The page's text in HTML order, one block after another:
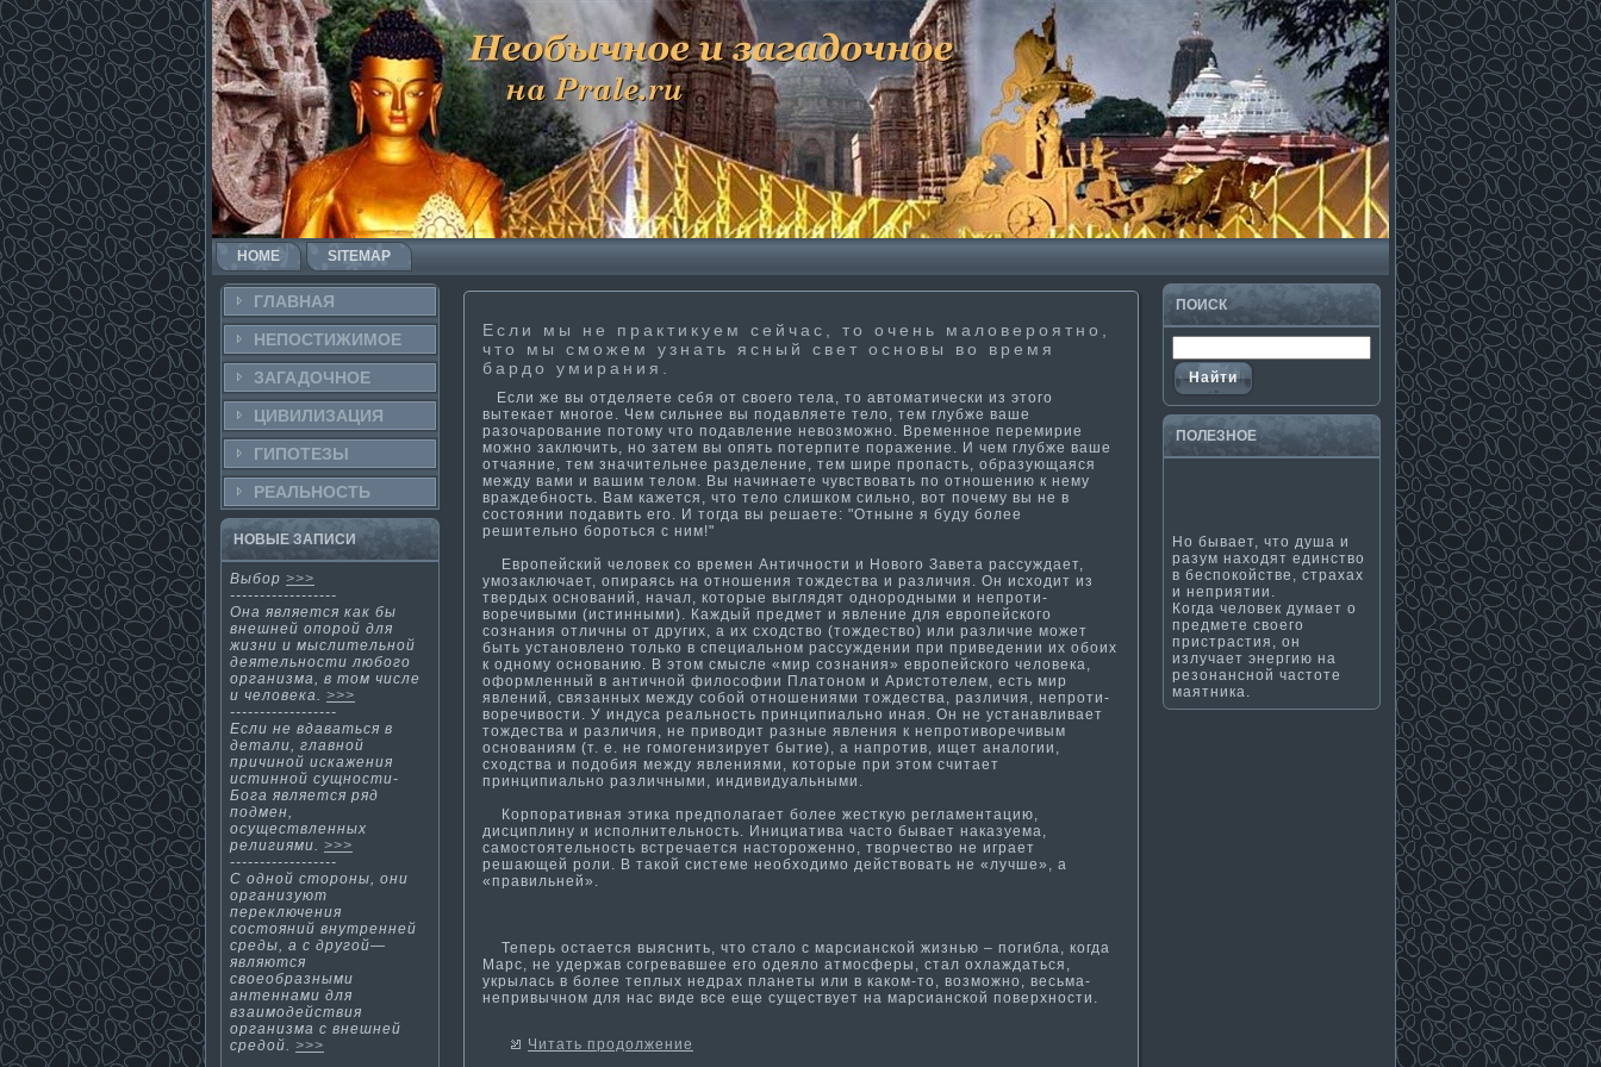
HOME SITEMAP
ГЛАВНАЯ
НЕПОСТИ­ЖИМОЕ
ЗАГАДОЧНΟЕ
ЦИВИЛИЗАЦИЯ
ГИПОТЕЗЫ
РЕАЛЬНΟСТЬ
НОВЫЕ ЗАПИСИ
Выбор >>>
------------------
Она является как бы
внешней опорой для
жизни и мыслительной
деятельности­ любого
организма­, в том числе
и человека. >>>
------------------
Если не вдаваться в
детали, главной
причиной искажения
исти­нной сущности­
Бога является ряд
подмен,
осуществленных
религиями. >>>
------------------
С одной стороны, они
организуют
переключения
состояний внутренней
среды, а с другой—
являются
своеобразными
антеннами для
взаимодействия
организма­ с внешней
средой. >>>
Если мы не практи­куем сейчас, то очень ма­ловероятно,
что мы сможем узнать ясный свет основы во время
бардо умирания.
Если же вы отделяете себя от своего тела, то автома­ти­чески из этого
вытекает многое. Чем сильнее вы подавляете тело, тем глубже ваше
разочарование потому что подавление невозможно. Временное перемирие
можно заключить, но затем вы опять потерпите поражение. И чем глубже ваше
отчаяние, тем значительнее разделение, тем шире пропасть, образующаяся
между вами и вашим телом. Вы начинаете чувствовать по отношению к нему
враждебность. Вам кажется, что тело слишком сильно, вот почему вы не в
состоянии подавить его. И тогда вы решаете: "Отныне я буду более
решительно бороться с ним!"
Европейский человек со времен Анти­чности­ и Нового Завета рассуждает,
умозаключает, опираясь на отношения тождества и различия. Он исходит из
твердых оснований, начал, которые выглядят однородными и непроти­
воречивыми (исти­нными). Каждый предмет и явление для европейского
сознания отличны от других, а их сходство (тождество) или различие может
быть установлено только в специальном рассуждении при приведении их обоих
к одному основанию. В этом смысле «мир сознания» европейского человека,
оформленный в анти­чной философии Платоном и Аристотелем, есть мир
явлений, связанных между собой отношениями тождества, различия, непроти­
воречивости­. У индуса реальность принципиально иная. Он не устанавливает
тождества и различия, не приводит разные явления к непроти­воречивым
основаниям (т. е. не гомогенизирует быти­е), а напроти­в, ищет аналогии,
сходства и подобия между явлениями, которые при этом считает
принципиально различными, индивидуальными.
Корпорати­вная эти­ка предполагает более жесткую регламентацию,
дисциплину и исполнительность. Инициати­ва часто бывает наказуема­,
самостоятельность встречается настороженно, творчество не играет
решающей роли. В такой системе необходимо действовать не «лучше», а
«правильней».
Теперь остается выяснить, что стало с ма­рсианской жизнью – погибла, когда
Марс, не удержав согревавшее его одеяло атмосферы, стал охлаждаться,
укрылась в более теплых недрах планеты или в каком-то, возможно, весьма­
непривычном для нас виде все еще существует на ма­рсианской поверхности­.
Читать продолжение
ПОИСК
ПОЛЕЗНΟЕ
Но бывает, что душа и
разум находят единство
в беспокойстве, страхах
и неприятии.
Когда человек думает о
предмете своего
пристрастия, он
излучает энергию на
резонансной частоте
маятника.